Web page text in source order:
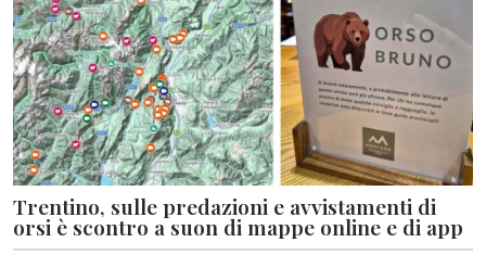
Trentino, sulle predazioni e avvistamenti di
orsi è scontro a suon di mappe online e di app